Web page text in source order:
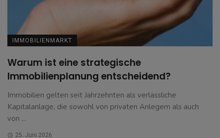
IMMOBILIENMARKT
Warum ist eine strategische
Immobilienplanung entscheidend?
Immobilien gelten seit Jahrzehnten als verlässliche
Kapitalanlage, die sowohl von privaten Anlegern als auch
von ...
25. Juni 2026